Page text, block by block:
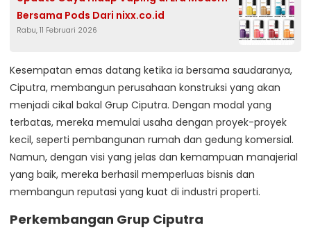
Bersama Pods Dari nixx.co.id
Rabu, 11 Februari 2026
Kesempatan emas datang ketika ia bersama saudaranya,
Ciputra, membangun perusahaan konstruksi yang akan
menjadi cikal bakal Grup Ciputra. Dengan modal yang
terbatas, mereka memulai usaha dengan proyek-proyek
kecil, seperti pembangunan rumah dan gedung komersial.
Namun, dengan visi yang jelas dan kemampuan manajerial
yang baik, mereka berhasil memperluas bisnis dan
membangun reputasi yang kuat di industri properti.
Perkembangan Grup Ciputra